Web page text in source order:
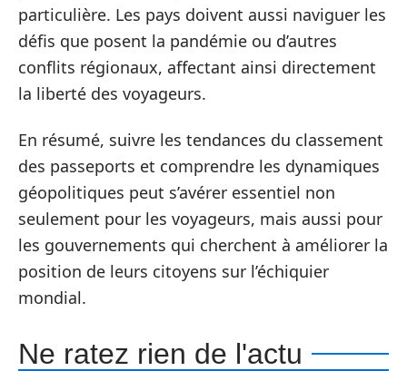
particulière. Les pays doivent aussi naviguer les
défis que posent la pandémie ou d’autres
conflits régionaux, affectant ainsi directement
la liberté des voyageurs.
En résumé, suivre les tendances du classement
des passeports et comprendre les dynamiques
géopolitiques peut s’avérer essentiel non
seulement pour les voyageurs, mais aussi pour
les gouvernements qui cherchent à améliorer la
position de leurs citoyens sur l’échiquier
mondial.
Ne ratez rien de l'actu